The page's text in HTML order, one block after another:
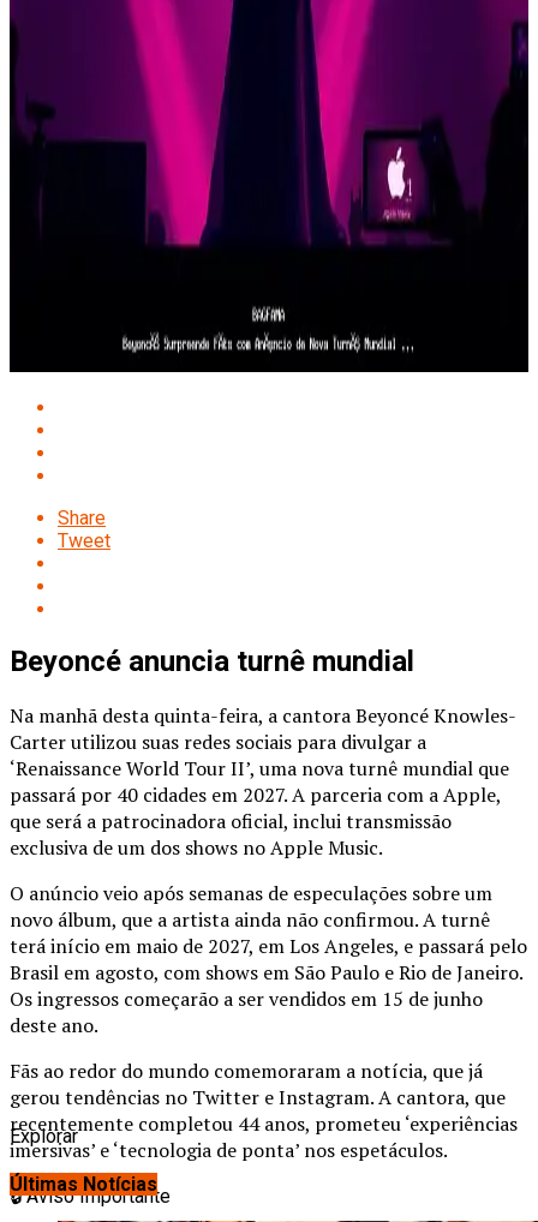
Share
Tweet
Beyoncé anuncia turnê mundial
Na manhã desta quinta-feira, a cantora Beyoncé Knowles-
Carter utilizou suas redes sociais para divulgar a
‘Renaissance World Tour II’, uma nova turnê mundial que
passará por 40 cidades em 2027. A parceria com a Apple,
que será a patrocinadora oficial, inclui transmissão
exclusiva de um dos shows no Apple Music.
O anúncio veio após semanas de especulações sobre um
novo álbum, que a artista ainda não confirmou. A turnê
terá início em maio de 2027, em Los Angeles, e passará pelo
Brasil em agosto, com shows em São Paulo e Rio de Janeiro.
Os ingressos começarão a ser vendidos em 15 de junho
deste ano.
Fãs ao redor do mundo comemoraram a notícia, que já
gerou tendências no Twitter e Instagram. A cantora, que
recentemente completou 44 anos, prometeu ‘experiências
imersivas’ e ‘tecnologia de ponta’ nos espetáculos.
🔒 Aviso Importante
Explorar
Últimas Notícias